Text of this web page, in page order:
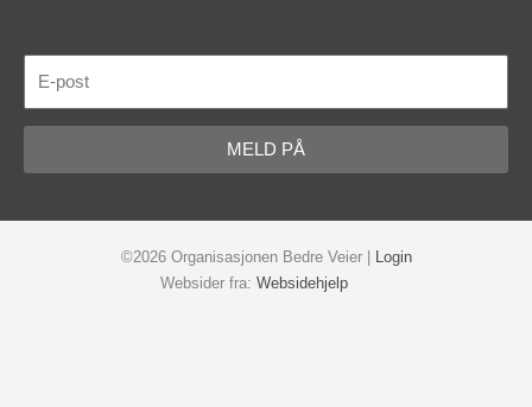
post
MELD PÅ
©2026 Organisasjonen Bedre Veier | Login
Websider fra: Websidehjelp